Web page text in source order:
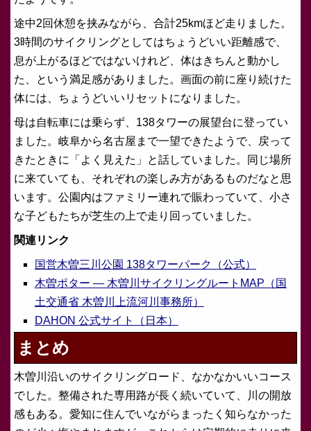
途中2回休憩を挟みながら、合計25kmほど走りました。
3時間のサイクリングとしてはちょうどいい距離感で、
息が上がるほどではないけれど、体はきちんと動かし
た、という満足感がありました。画面の前に座り続けた
体には、ちょうどいいリセットになりました。
母は自転車には乗らず、138タワーの展望台に登ってい
ました。岐阜から名古屋まで一望できたようで、戻って
きたときに「よく見えた」と話していました。同じ場所
に来ていても、それぞれの楽しみ方があるものだなと思
います。公園内はファミリー連れで賑わっていて、小さ
な子どもたちが芝生の上で走り回っていました。
関連リンク
国営木曽三川公園 138タワーパーク（公式）
木曽ポター — 木曽川サイクリングルートMAP（国
土交通省 木曽川上流河川事務所）
DAHON 公式サイト（日本）
まとめ
木曽川沿いのサイクリングロード、なかなかいいコース
でした。整備された専用路が長く続いていて、川の開放
感もある。愛知に住んでいながらまったく知らなかった